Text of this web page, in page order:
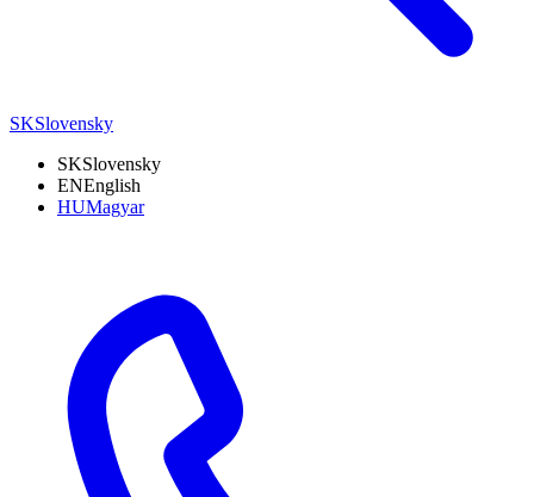
SKSlovensky
SKSlovensky
ENEnglish
HUMagyar